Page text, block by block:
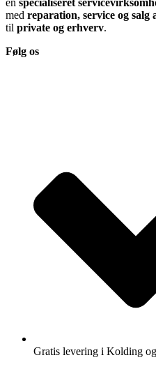
med reparation, service og salg
til private og erhverv.
Følg os
Gratis levering i Kolding